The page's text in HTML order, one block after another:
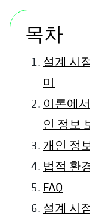
목차
설계 시
미
이론에
인 정보
개인 정
법적 환
FAQ
설계 시